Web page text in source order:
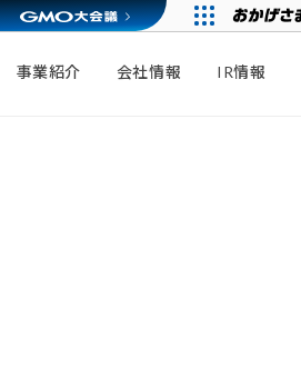
事業紹介 会社情報 IR情報